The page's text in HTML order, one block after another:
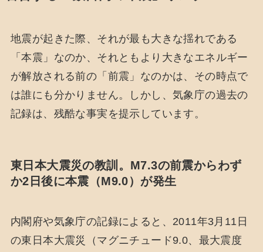
地震が起きた際、それが最も大きな揺れである
「本震」なのか、それともより大きなエネルギー
が解放される前の「前震」なのかは、その時点で
は誰にも分かりません。しかし、気象庁の過去の
記録は、残酷な事実を提示しています。
東日本大震災の教訓。M7.3の前震からわず
か2日後に本震（M9.0）が発生
内閣府や気象庁の記録によると、2011年3月11日
の東日本大震災（マグニチュード9.0、最大震度